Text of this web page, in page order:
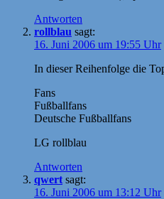
Antworten
rollblau sagt:
16. Juni 2006 um 19:55 Uhr
In dieser Reihenfolge die
Fans
Fußballfans
Deutsche Fußballfans
LG rollblau
Antworten
qwert sagt:
16. Juni 2006 um 13:12 Uhr